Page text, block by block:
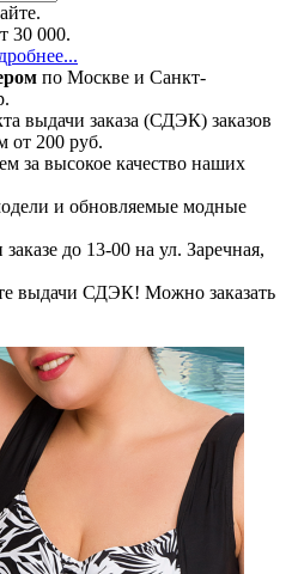
30 000.
по Москве и Санкт-
выдачи заказа (СДЭК) заказов
от 200 руб.
за высокое качество наших
и обновляемые модные
до 13-00 на ул. Заречная,
выдачи СДЭК! Можно заказать